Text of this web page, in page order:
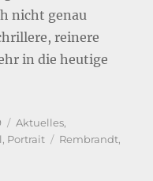
nicht genau
reinere
in die heutige
Kategorien
Aktuelles,
, Portrait Schlagwörter
Rembrandt,